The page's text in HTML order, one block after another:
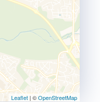
Leaflet | ©OpenStreetMap